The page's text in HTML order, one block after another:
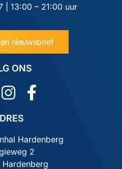
| 13:00 – 21:00 uur
nieuwsbrief
ONS
Hardenberg
2
Hardenberg